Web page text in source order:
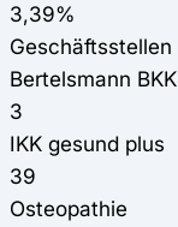
3,39%
Geschäftsstellen
Bertelsmann BKK
3
IKK gesund plus
39
Osteopathie